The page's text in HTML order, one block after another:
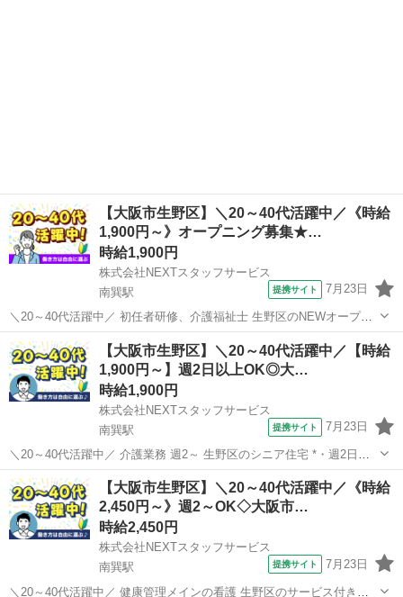
【大阪市生野区】＼20～40代活躍中／《時給
1,900円～》オープニング募集★…
時給1,900円
株式会社NEXTスタッフサービス
南巽駅
提携サイト 7月23日
＼20～40代活躍中／ 初任者研修、介護福祉士 生野区のNEWオープン
通所介護施設 ✨日勤のみ!家庭と両立しやすい介護ワーク✨ 明るく開放
的な施設で、無理なく続けられるお仕事* おすすめPOINT ✅日勤のみ/
残業ほ...
大阪 大阪市 南巽駅 介護
【大阪市生野区】＼20～40代活躍中／【時給
1,900円～】週2日以上OK◎大…
時給1,900円
株式会社NEXTスタッフサービス
南巽駅
提携サイト 7月23日
＼20～40代活躍中／ 介護業務 週2～ 生野区のシニア住宅 *・週2日～/
即日勤務可/履歴書不要でスピーディーなお仕事探し* *・日勤、夜勤、
曜日固定など、ご希望に合わせて働けます* 業務内容 ‾‾‾‾‾‾‾‾‾‾...
大阪 大阪市 南巽駅 介護
【大阪市生野区】＼20～40代活躍中／《時給
2,450円～》週2～OK◇大阪市…
時給2,450円
株式会社NEXTスタッフサービス
南巽駅
提携サイト 7月23日
＼20～40代活躍中／ 健康管理メインの看護 生野区のサービス付き高